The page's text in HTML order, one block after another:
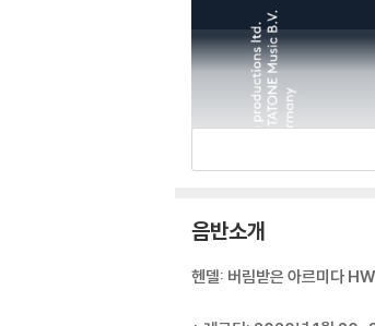
음반소개
헨델: 버림받은 아르미다